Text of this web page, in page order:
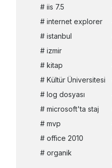
iis 7.5
internet explorer
istanbul
izmir
kitap
Kültür Üniversitesi
log dosyası
microsoft'ta staj
mvp
office 2010
organik